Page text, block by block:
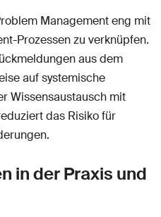
Management eng mit
Prozessen zu verknüpfen.
aus dem
auf systemische
Wissensaustausch mit
das Risiko für
in der Praxis und